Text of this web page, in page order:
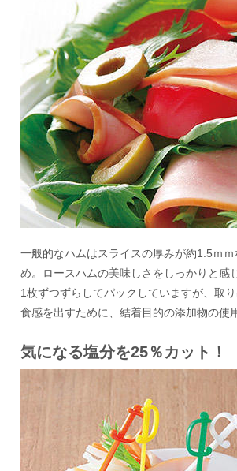
一般的なハムはスライスの厚みが約1.5ｍ
め。ロースハムの美味しさをしっかりと感
1枚ずつずらしてパックしていますが、取
食感を出すために、結着目的の添加物の使
気になる塩分を25％カット！